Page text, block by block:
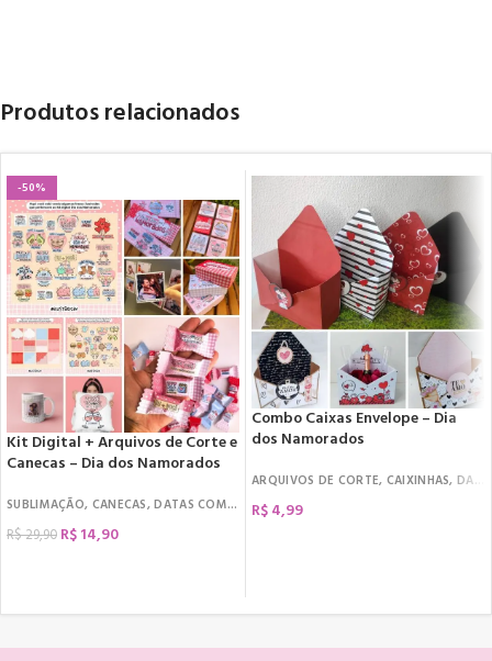
Produtos relacionados
-50%
Kit Digital + Arquivos de Corte e
Canecas – Dia dos Namorados
SUBLIMAÇÃO, CANECAS,DATAS COMEMORATIVAS
R$29,90 R$14,90
Combo Caixas Envelope – Dia
dos Namorados
ARQUIVOS DE CORTE, CAIXINHAS, DATAS COMEMORATIVAS
R$4,99